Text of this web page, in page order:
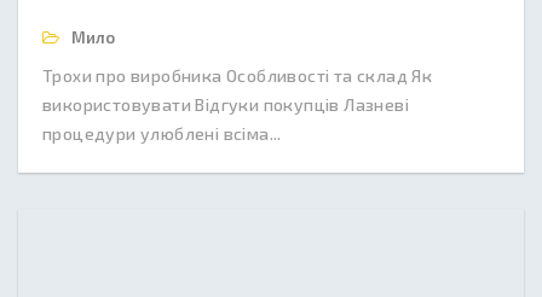
Мило
Трохи про виробника Особливості та склад Як
використовувати Відгуки покупців Лазневі
процедури улюблені всіма...